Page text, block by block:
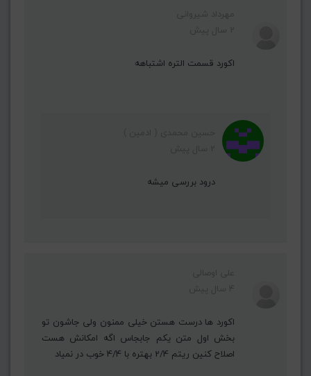
اکورد قسمت التره اشتباهه
درود بررسی میشه
اکورد ها درست هستن خیلی ممنون ولی جاشون تو
بخش اول متن یکم جابجاس اگه امکانش هست
اصلاح کنین ریتم 2/4 بهتره با 4/4 خوب در نمیاد